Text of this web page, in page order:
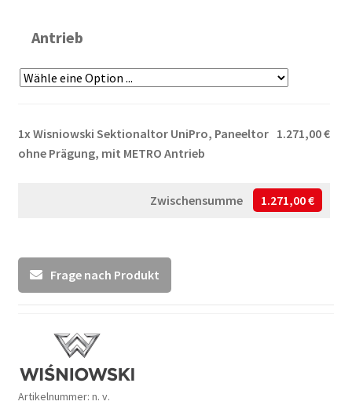
Antrieb
1x Wisniowski Sektionaltor UniPro, Paneeltor
ohne Prägung, mit METRO Antrieb
1.271,00 €
Zwischensumme 1.271,00 €
Frage nach Produkt
Artikelnummer: n. v.